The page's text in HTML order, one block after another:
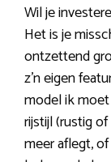
Wil je
Het is je
ontzettend
z’n eigen
model ik
rijstijl (rustig
meer aflegt,